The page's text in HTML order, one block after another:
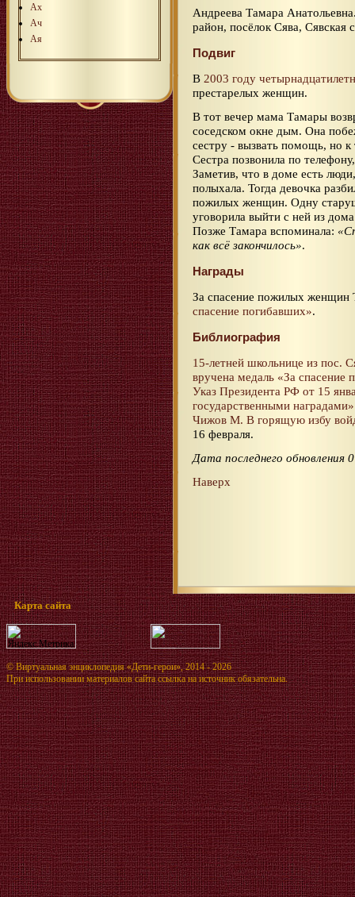
Ах
Ач
Ая
Андреева Тамара
район, посёлок Сява, Сявская
Подвиг
В 2003 году
престарелых женщин.
В тот вечер мама Тамары
соседском окне дым. Она
сестру - вызвать помощь, но
Сестра позвонила по
Заметив, что в доме есть
полыхала. Тогда девочка
пожилых женщин. Одну
уговорила выйти с ней из
Позже Тамара вспоминала:
как всё закончилось».
Награды
За спасение пожилых женщин
спасение погибавших».
Библиография
15-летней школьнице из пос.
вручена медаль «За спасение
Указ Президента РФ от 15
государственными наградами»
Чижов М. В горящую избу
16 февраля.
Дата последнего обновления
Наверх
Карта сайта
©Виртуальная энциклопедия «Дети-герои», 2014 - 2026
При использовании материалов сайта ссылка на источник обязательна.